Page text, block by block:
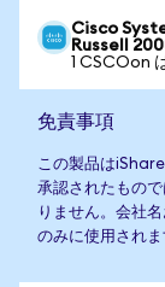
Cisco
Russell
1 CSCOon
免責事項
この製品は
承認されたもの
りません。会社
のみに使用されま